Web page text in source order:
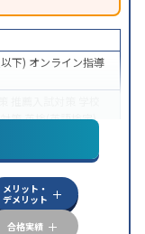
下) オンライン指導
策英検(英語検定)
可能不登校生に対
オンライン対応
メリット・
デメリット
合格実績